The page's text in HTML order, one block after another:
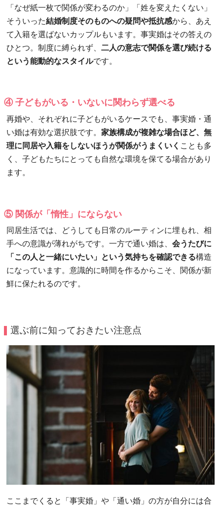
「なぜ紙一枚で関係が変わるのか」「姓を変えたくない」
そういった結婚制度そのものへの疑問や抵抗感から、あえ
て入籍を選ばないカップルもいます。事実婚はその答えの
ひとつ。制度に縛られず、 二人の意志で関係を選び続ける
という能動的なスタイルです。
④ 子どもがいる・いないに関わらず選べる
再婚や、それぞれに子どもがいるケースでも、事実婚・通
い婚は有効な選択肢です。 家族構成が複雑な場合ほど、無
理に同居や入籍をしないほうが関係がうまくいく ことも多
く、子どもたちにとっても自然な環境を保てる場合があり
ます。
⑤ 関係が「惰性」にならない
同居生活では、どうしても日常のルーティンに埋もれ、相
手への意識が薄れがちです。一方で通い婚は、 会うたびに
「この人と一緒にいたい」という気持ちを確認できる構造
になっています。意識的に時間を作るからこそ、関係が新
鮮に保たれるのです。
選ぶ前に知っておきたい注意点
ここまでくると「事実婚」や「通い婚」の方が自分には合